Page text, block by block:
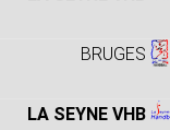
BRUGES
LA SEYNE VHB